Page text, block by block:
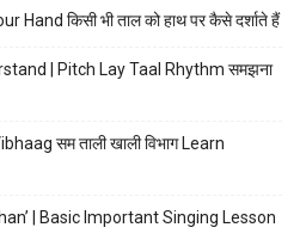
किसी भी ताल को हाथ पर कैसे दर्शाते हैं
| Pitch Lay Taal Rhythm समझना
सम ताली खाली विभाग Learn
| Basic Important Singing Lesson